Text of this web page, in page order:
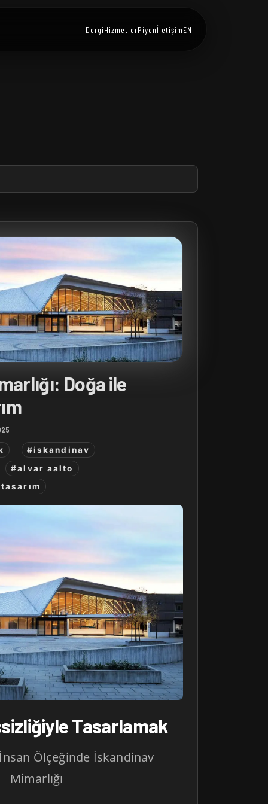
DergiHizmetlerPiyonİletişimEN
Doğa ile
#iskandinav
#alvar aalto
Tasarlamak
Ölçeğinde İskandinav
Mimarlığı